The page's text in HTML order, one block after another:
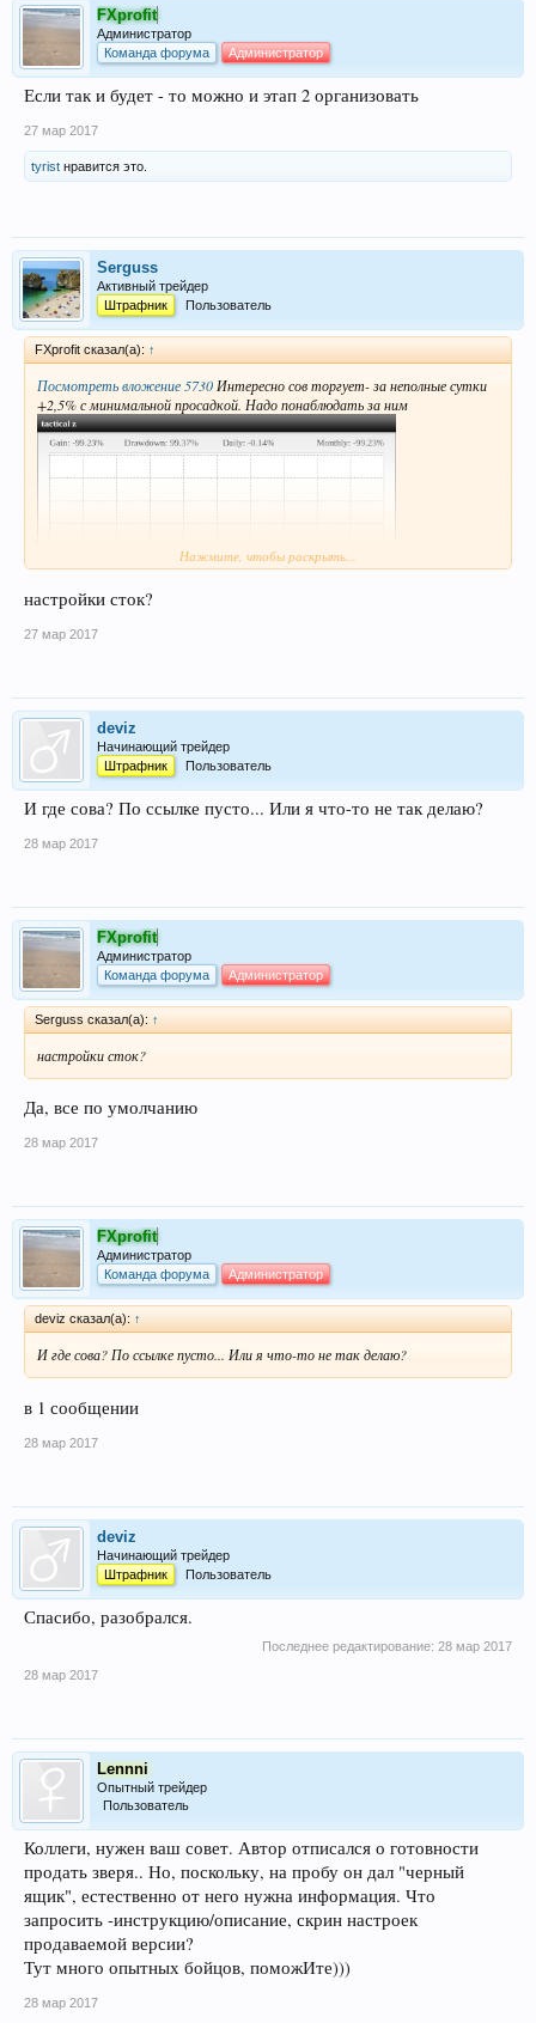
FXprofit
Администратор
Команда форума
Администратор
Если так и будет - то можно и этап 2 организовать
27 мар 2017
tyrist нравится это.
Serguss
Активный трейдер
Штрафник
Пользователь
FXprofit сказал(а): ↑
Посмотреть вложение 5730 Интересно сов торгует- за неполные сутки
+2,5% с минимальной просадкой. Надо понаблюдать за ним
Нажмите, чтобы раскрыть...
настройки сток?
27 мар 2017
deviz
Начинающий трейдер
Штрафник
Пользователь
И где сова? По ссылке пусто... Или я что-то не так делаю?
28 мар 2017
FXprofit
Администратор
Команда форума
Администратор
Serguss сказал(а): ↑
настройки сток?
Да, все по умолчанию
28 мар 2017
FXprofit
Администратор
Команда форума
Администратор
deviz сказал(а): ↑
И где сова? По ссылке пусто... Или я что-то не так делаю?
в 1 сообщении
28 мар 2017
deviz
Начинающий трейдер
Штрафник
Пользователь
Спасибо, разобрался.
Последнее редактирование: 28 мар 2017
28 мар 2017
Lennni
Опытный трейдер
Пользователь
Коллеги, нужен ваш совет. Автор отписался о готовности
продать зверя.. Но, поскольку, на пробу он дал "черный
ящик", естественно от него нужна информация. Что
запросить -инструкцию/описание, скрин настроек
продаваемой версии?
Тут много опытных бойцов, поможИте)))
28 мар 2017